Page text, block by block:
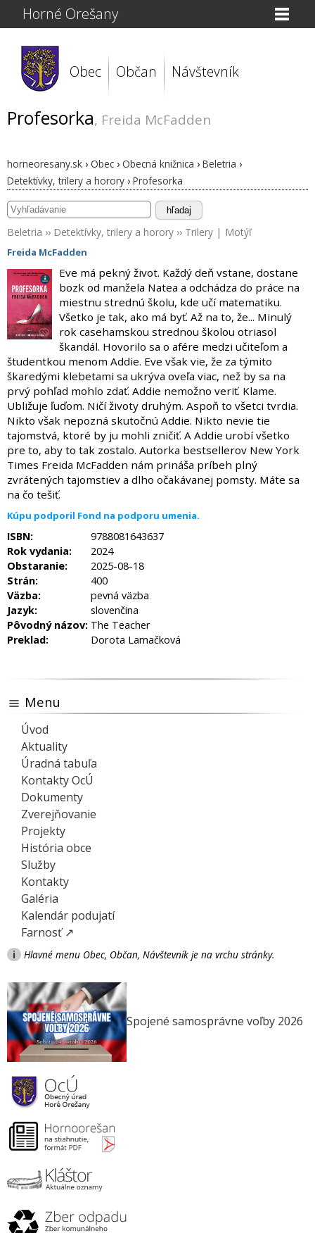
Horné Orešany
Obec Občan Návštevník
Profesorka, Freida McFadden
horneoresany.sk › Obec › Obecná knižnica › Beletria ›
Detektívky, trilery a horory › Profesorka
hľadaj
Beletria ›› Detektívky, trilery a horory ›› Trilery | Motýľ
Freida McFadden
Eve má pekný život. Každý deň vstane, dostane
bozk od manžela Natea a odchádza do práce na
miestnu strednú školu, kde učí matematiku.
Všetko je tak, ako má byť. Až na to, že... Minulý
rok casehamskou strednou školou otriasol
škandál. Hovorilo sa o afére medzi učiteľom a
študentkou menom Addie. Eve však vie, že za týmito
škaredými klebetami sa ukrýva oveľa viac, než by sa na
prvý pohľad mohlo zdať. Addie nemožno veriť. Klame.
Ubližuje ľuďom. Ničí životy druhým. Aspoň to všetci tvrdia.
Nikto však nepozná skutočnú Addie. Nikto nevie tie
tajomstvá, ktoré by ju mohli zničiť. A Addie urobí všetko
pre to, aby to tak zostalo. Autorka bestsellerov New York
Times Freida McFadden nám prináša príbeh plný
zvrátených tajomstiev a dlho očakávanej pomsty. Máte sa
na čo tešiť.
Kúpu podporil Fond na podporu umenia.
ISBN:
9788081643637
Rok vydania:
2024
Obstaranie:
2025-08-18
Strán:
400
Väzba:
pevná väzba
Jazyk:
slovenčina
Pôvodný názov: The Teacher
Preklad:
Dorota Lamačková
Menu
Úvod
Aktuality
Úradná tabuľa
Kontakty OcÚ
Dokumenty
Zverejňovanie
Projekty
História obce
Služby
Kontakty
Galéria
Kalendár podujatí
Farnosť ↗
i Hlavné menu Obec, Občan, Návštevník je na vrchu stránky.
Spojené samosprávne voľby 2026